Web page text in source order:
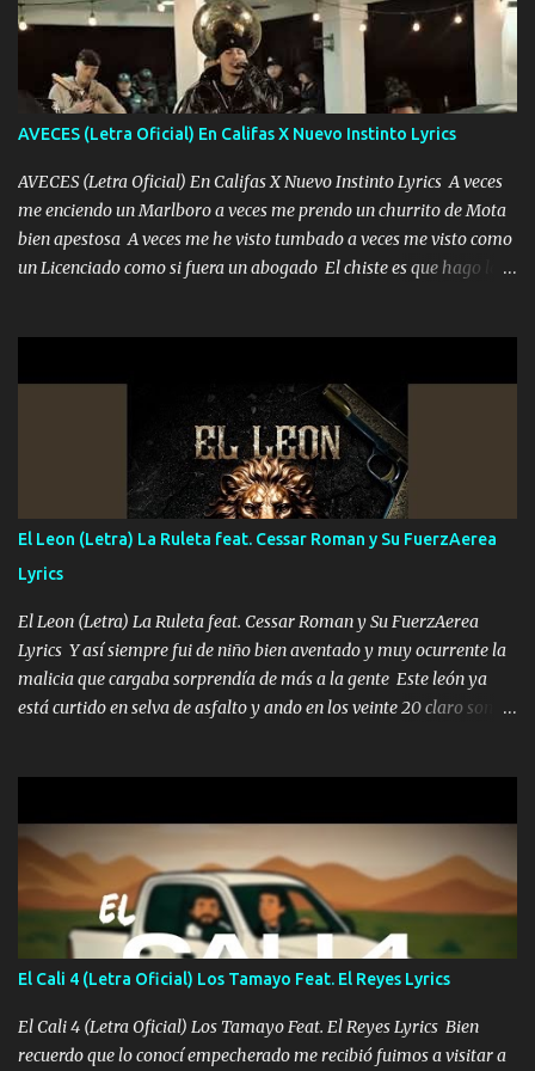
mirabas bonito si yo no fui el final feliz el final fue triste pa mí Y
duele no tenerte aquí sabiendo que moría por ti yo y la luna
cantamos y por ti nos embriagamos Quién sabe qué será de mí si
contigo fui muy feliz a lo mejor no lloró pero muy en el fondo te
adoro
AVECES (Letra Oficial) En Califas X Nuevo Instinto Lyrics
AVECES (Letra Oficial) En Califas X Nuevo Instinto Lyrics A veces
me enciendo un Marlboro a veces me prendo un churrito de Mota
bien apestosa A veces me he visto tumbado a veces me visto como
un Licenciado como si fuera un abogado El chiste es que hago lo
corriente no quieren verte subir de level trucha mis plebes Música
A veces me pongo un sombrero a veces me ven la cachucha de lado
con la mirada siempre en alto A veces me fajó una super o a veces
me fajó una Glock siempre armado todas las generaciones yo
traigo El chiste es que hago lo que quiero pues así soy me mandó
yo tengo el control a todos yo les paro el dedo soy hocicon un
malcriado un malandrón Que Les importa no saben nada falsas
las risas las que me miran hay gente corriente no quieren ve...
El Leon (Letra) La Ruleta feat. Cessar Roman y Su FuerzAerea
Lyrics
El Leon (Letra) La Ruleta feat. Cessar Roman y Su FuerzAerea
Lyrics Y así siempre fui de niño bien aventado y muy ocurrente la
malicia que cargaba sorprendía de más a la gente Este león ya
está curtido en selva de asfalto y ando en los veinte 20 claro son
pa más pues hay charola les voy a dar hasta topar pues no hay de
otra Música Surcando bien mi camino voy por mi línea no veo a
los lados aquel que no corre vuela no se me duerm voy chicoteado
Ya pasé varias hazañas ya tienen rato que me agarran el colmillo
de este León los estatales no sé esperaron Al tiro esta la PrimiZa
también la nueve que cargo al lado doy la mano al que su amigo y
al traicionero damos pa abajo Y No me paran aquí hay pa más
pues hay charola les voy a dar hasta topar pues no hay de otra...
El Cali 4 (Letra Oficial) Los Tamayo Feat. El Reyes Lyrics
El Cali 4 (Letra Oficial) Los Tamayo Feat. El Reyes Lyrics Bien
recuerdo que lo conocí empecherado me recibió fuimos a visitar a